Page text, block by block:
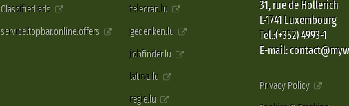
Classified ads
service.topbar.online.offers
telecran.lu
gedenken.lu
jobfinder.lu
latina.lu
regie.lu
31, rue de Hollerich
L-1741 Luxembourg
Tel.:(+352) 4993-1
E-mail:
Privacy Policy